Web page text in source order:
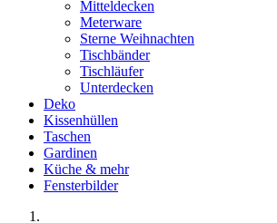
Mitteldecken
Meterware
Sterne Weihnachten
Tischbänder
Tischläufer
Unterdecken
Deko
Kissenhüllen
Taschen
Gardinen
Küche & mehr
Fensterbilder